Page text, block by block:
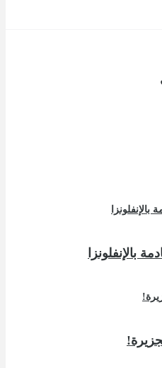
بالإنفلونزا